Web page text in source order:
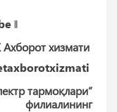
‖
хизмати
тармоқлари”
филиалининг